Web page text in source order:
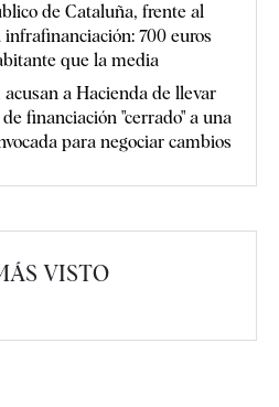
de Cataluña, frente al
infrafinanciación: 700 euros
que la media
a Hacienda de llevar
financiación "cerrado" a una
para negociar cambios
VISTO